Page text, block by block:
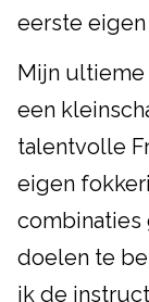
eerste
Mijn
een
talentvolle
eigen
combinaties
doelen te
ik de